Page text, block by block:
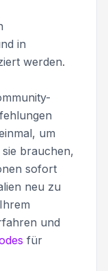
in
werden.
um
brauchen,
sofort
neu zu
und
für